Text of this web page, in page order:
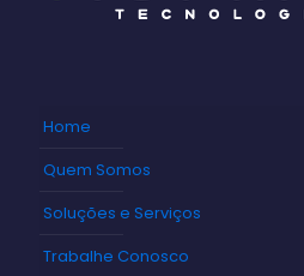
Home
Quem Somos
Soluções e Serviços
Trabalhe Conosco